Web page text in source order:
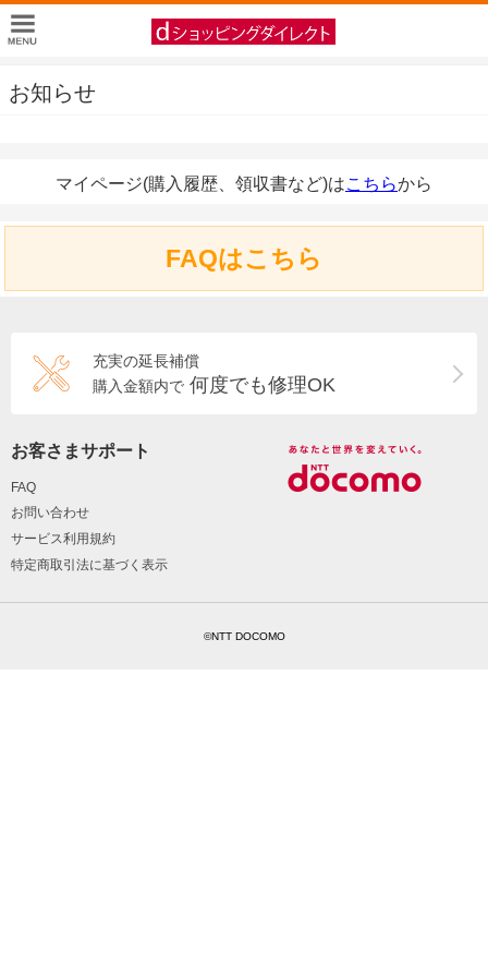
お知らせ
マイページ(購入履歴、領収書など)はこちらから
FAQはこちら
充実の延長補償
購入金額内で 何度でも修理OK
お客さまサポート
FAQ
お問い合わせ
サービス利用規約
特定商取引法に基づく表示
©NTT DOCOMO